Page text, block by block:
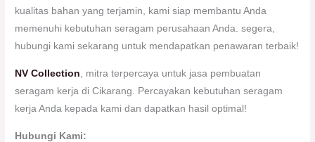
kualitas bahan yang terjamin, kami siap membantu Anda
memenuhi kebutuhan seragam perusahaan Anda. segera,
hubungi kami sekarang untuk mendapatkan penawaran terbaik!
NV Collection , mitra terpercaya untuk jasa pembuatan
seragam kerja di Cikarang. Percayakan kebutuhan seragam
kerja Anda kepada kami dan dapatkan hasil optimal!
Hubungi Kami: